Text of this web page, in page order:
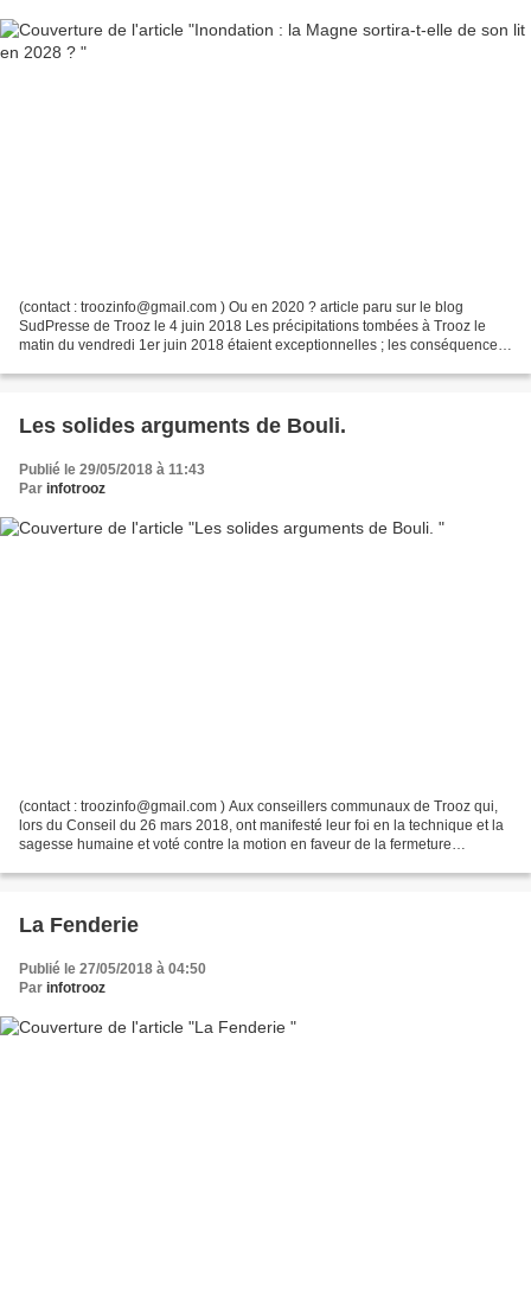
(contact : troozinfo@gmail.com ) Ou en 2020 ? article paru sur le blog
SudPresse de Trooz le 4 juin 2018 Les précipitations tombées à Trooz le
matin du vendredi 1er juin 2018 étaient exceptionnelles ; les conséquences
Les solides arguments de Bouli.
Publié le 29/05/2018 à 11:43
Par infotrooz
(contact : troozinfo@gmail.com ) Aux conseillers communaux de Trooz qui,
lors du Conseil du 26 mars 2018, ont manifesté leur foi en la technique et la
sagesse humaine et voté contre la motion en faveur de la fermeture
La Fenderie
Publié le 27/05/2018 à 04:50
Par infotrooz